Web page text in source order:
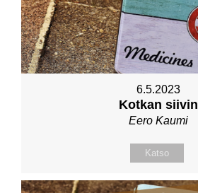
6.5.2023
Kotkan siivin
Eero Kaumi
Katso